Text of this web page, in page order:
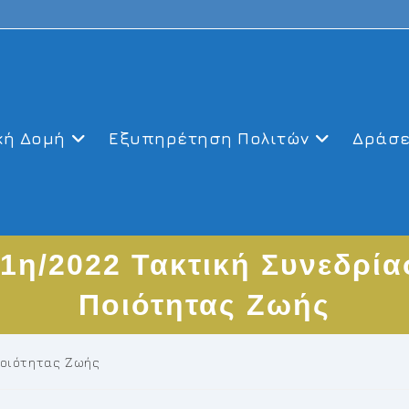
Δομή Εξυπηρέτηση Πολιτών
2022 Τακτική
Ποιότητας Ζωής
Ζωής